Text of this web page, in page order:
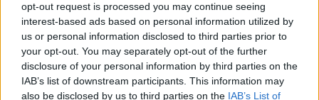
opt-out request is processed you may continue seeing
interest-based ads based on personal information utilized by
us or personal information disclosed to third parties prior to
your opt-out. You may separately opt-out of the further
disclosure of your personal information by third parties on the
IAB’s list of downstream participants. This information may
also be disclosed by us to third parties on the IAB’s List of